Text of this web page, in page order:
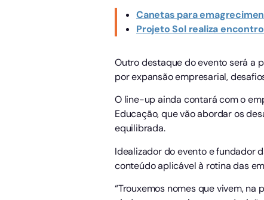
Canetas para
Projeto Sol realiza
Outro destaque do evento será a
por expansão empresarial,
O line-up ainda contará com o
Educação, que vão abordar os
equilibrada.
Idealizador do evento e fundador
conteúdo aplicável à rotina das
“Trouxemos nomes que vivem,